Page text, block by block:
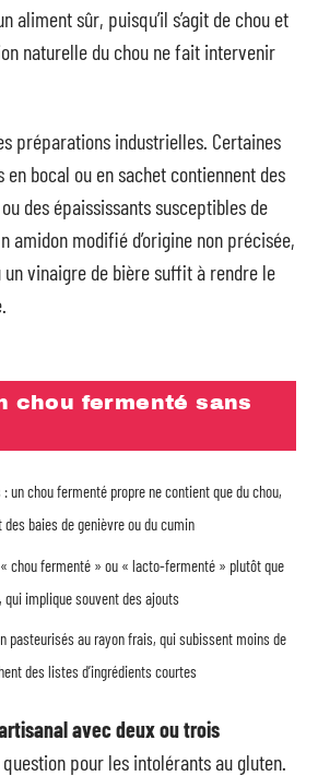
aliment sûr, puisqu’il s’agit de chou et
naturelle du chou ne fait intervenir
préparations industrielles. Certaines
en bocal ou en sachet contiennent des
des épaississants susceptibles de
amidon modifié d’origine non précisée,
vinaigre de bière suffit à rendre le
chou fermenté sans
un chou fermenté propre ne contient que du chou,
baies de genièvre ou du cumin
chou fermenté » ou « lacto-fermenté » plutôt que
implique souvent des ajouts
pasteurisés au rayon frais, qui subissent moins de
des listes d’ingrédients courtes
avec deux ou trois
pour les intolérants au gluten.